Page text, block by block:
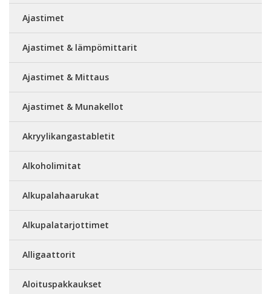
Ajastimet
Ajastimet & lämpömittarit
Ajastimet & Mittaus
Ajastimet & Munakellot
Akryylikangastabletit
Alkoholimitat
Alkupalahaarukat
Alkupalatarjottimet
Alligaattorit
Aloituspakkaukset